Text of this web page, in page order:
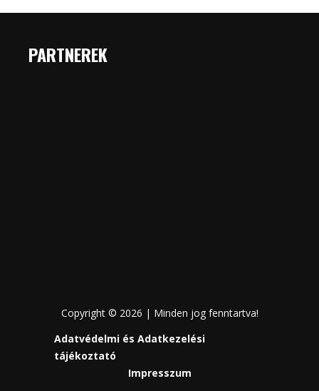
PARTNEREK
Copyright © 2026 | Minden jog fenntartva!
Adatvédelmi és Adatkezelési
tájékoztató
Impresszum